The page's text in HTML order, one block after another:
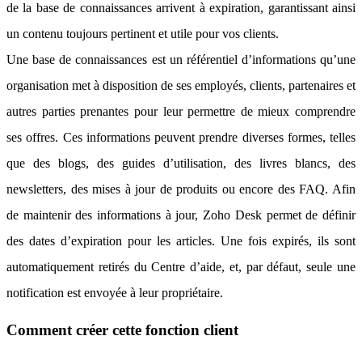
de la base de connaissances arrivent à expiration, garantissant ainsi
un contenu toujours pertinent et utile pour vos clients.
Une base de connaissances est un référentiel d’informations qu’une
organisation met à disposition de ses employés, clients, partenaires et
autres parties prenantes pour leur permettre de mieux comprendre
ses offres. Ces informations peuvent prendre diverses formes, telles
que des blogs, des guides d’utilisation, des livres blancs, des
newsletters, des mises à jour de produits ou encore des FAQ. Afin
de maintenir des informations à jour, Zoho Desk permet de définir
des dates d’expiration pour les articles. Une fois expirés, ils sont
automatiquement retirés du Centre d’aide, et, par défaut, seule une
notification est envoyée à leur propriétaire.
Comment créer cette fonction client